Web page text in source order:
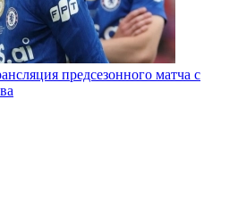
предсезонного матча с